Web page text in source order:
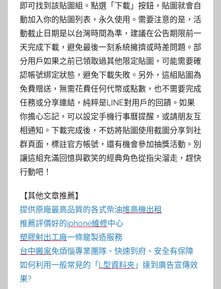
即可找到該貼圖組。點選「下載」按鈕，貼圖就會自
動加入你的貼圖列表，永久使用。需要注意的是，活
動截止日期是以台灣時間為準，建議在公告期限前一
天完成下載，避免最後一刻系統擁擠或時差問題。部
分用戶如果之前已領取過其他限定貼圖，可能需要確
認帳號綁定狀態，避免下載失敗。另外，這組貼圖為
免費贈送，無需花費任何代幣或點數，也不需要完成
任務或分享連結，純粹是LINE對用戶的回饋。如果
你擔心忘記，可以設定手機行事曆提醒，或請朋友互
相通知。下載完成後，不妨將貼圖使用截圖分享到社
群頁面，標註官方帳號，還有機會參加抽獎活動。別
讓這組充滿回憶與歡笑的經典角色從指尖溜走，趕快
行動吧！
【其他文章推薦】
提供原廠最高品質的各式柴油堆高機出租
推薦評價好的iphone維修中心
塑膠射出工廠一條龍製造服務
台中搬家免煩惱專業團隊、快速到府、安全有保障
如何利用一般常見的「 L型資料夾 」達到廣告宣傳效
果?